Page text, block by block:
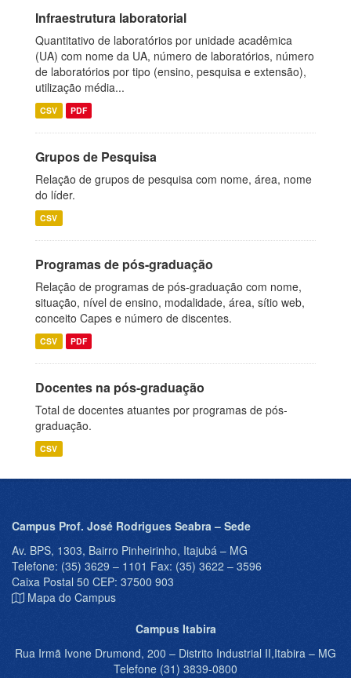
Infraestrutura laboratorial
Quantitativo de laboratórios por unidade acadêmica
(UA) com nome da UA, número de laboratórios, número
de laboratórios por tipo (ensino, pesquisa e extensão),
utilização média...
CSV PDF
Grupos de Pesquisa
Relação de grupos de pesquisa com nome, área, nome
do líder.
CSV
Programas de pós-graduação
Relação de programas de pós-graduação com nome,
situação, nível de ensino, modalidade, área, sítio web,
conceito Capes e número de discentes.
CSV PDF
Docentes na pós-graduação
Total de docentes atuantes por programas de pós-
graduação.
CSV
Campus Prof. José Rodrigues Seabra – Sede
Av. BPS, 1303, Bairro Pinheirinho, Itajubá – MG
Telefone: (35) 3629 – 1101 Fax: (35) 3622 – 3596
Caixa Postal 50 CEP: 37500 903
Mapa do Campus
Campus Itabira
Rua Irmã Ivone Drumond, 200 – Distrito Industrial II,Itabira – MG
Telefone (31) 3839-0800